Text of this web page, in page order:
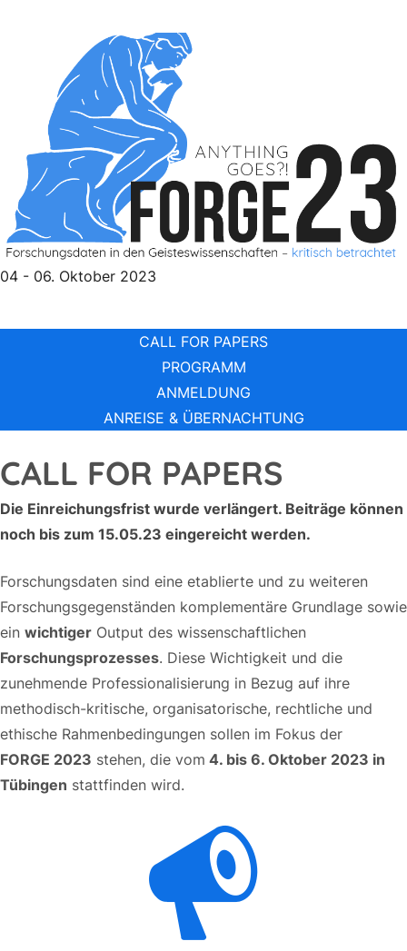
04 - 06. Oktober 2023
CALL FOR PAPERS
PROGRAMM
ANMELDUNG
ANREISE & ÜBERNACHTUNG
CALL FOR PAPERS
Die Einreichungsfrist wurde verlängert. Beiträge können
noch bis zum 15.05.23 eingereicht werden.
Forschungsdaten sind eine etablierte und zu weiteren
Forschungsgegenständen komplementäre Grundlage sowie
ein wichtiger Output des wissenschaftlichen
Forschungsprozesses. Diese Wichtigkeit und die
zunehmende Professionalisierung in Bezug auf ihre
methodisch-kritische, organisatorische, rechtliche und
ethische Rahmenbedingungen sollen im Fokus der
FORGE 2023 stehen, die vom 4. bis 6. Oktober 2023 in
Tübingen stattfinden wird.